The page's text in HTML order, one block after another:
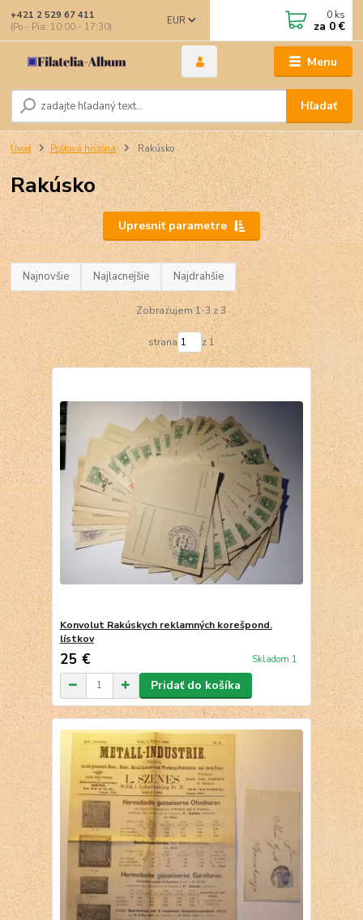
Menu
EUR
Hľadať
+421 2 529 67 411
(Po - Pia: 10:00 - 17:30)
0 ks
za 0 €
Úvod Poštová história Rakúsko
Rakúsko
Upresniť parametre
Najnovšie Najlacnejšie Najdrahšie
Zobrazujem 1-3 z 3
strana z 1
Konvolut Rakúskych reklamných korešpond.
lístkov
25 € Skladom 1
Pridať do košíka